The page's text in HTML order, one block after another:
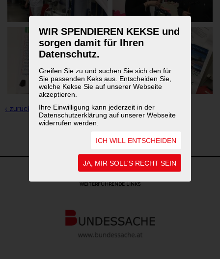
WIR SPENDIEREN KEKSE und
sorgen damit für Ihren
Datenschutz.
Greifen Sie zu und suchen Sie sich den für
Sie passenden Keks aus. Entscheiden Sie,
welche Kekse Sie auf unserer Webseite
akzeptieren.
Ihre Einwilligung kann jederzeit in der
Datenschutzerklärung auf unserer Webseite
widerrufen werden.
ICH WILL ENTSCHEIDEN
JA, MIR SOLL'S RECHT SEIN
‹ zurück zur Übersicht
WEITERFÜHRENDE LINKS